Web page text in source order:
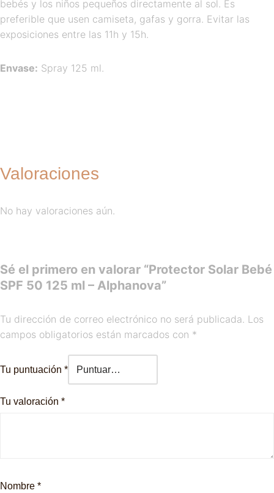
bebés y los niños pequeños directamente al sol. Es
preferible que usen camiseta, gafas y gorra. Evitar las
exposiciones entre las 11h y 15h.
Envase: Spray 125 ml.
Valoraciones
No hay valoraciones aún.
Sé el primero en valorar “Protector Solar Bebé
SPF 50 125 ml – Alphanova”
Tu dirección de correo electrónico no será publicada. Los
campos obligatorios están marcados con *
Tu puntuación *
Tu valoración *
Nombre *